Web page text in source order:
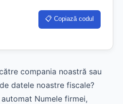
📋 Copiază codul
compania noastră sau
datele noastre fiscale?
Numele firmei,